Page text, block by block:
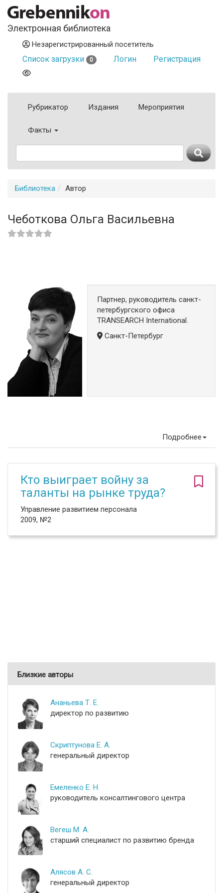
Электронная библиотека
Незарегистрированный посетитель
Список загрузки 0 Логин Регистрация
Рубрикатор Издания Мероприятия
Факты
Библиотека Автор
Чеботкова Ольга Васильевна
Партнер, руководитель санкт-
петербургского офиса
TRANSEARCH International.
Санкт-Петербург
Подробнее
Кто выиграет войну за
таланты на рынке труда?
Управление развитием персонала
2009, №2
Близкие авторы
Ананьева Т. Е.
директор по развитию
Скриптунова Е. А.
генеральный директор
Емеленко Е. Н.
руководитель консалтингового центра
Вегеш М. А.
старший специалист по развитию бренда
Алясов А. С.
генеральный директор